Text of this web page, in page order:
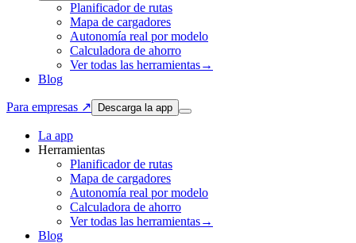
Planificador de rutas
Mapa de cargadores
Autonomía real por modelo
Calculadora de ahorro
Ver todas las herramientas→
Blog
Para empresas ↗ Descarga la app
La app
Herramientas
Planificador de rutas
Mapa de cargadores
Autonomía real por modelo
Calculadora de ahorro
Ver todas las herramientas→
Blog